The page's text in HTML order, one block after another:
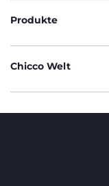
Produkte
Chicco Welt